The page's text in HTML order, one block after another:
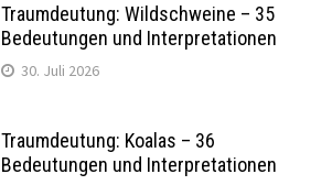
Traumdeutung: Wildschweine – 35
Bedeutungen und Interpretationen
30. Juli 2026
Traumdeutung: Koalas – 36
Bedeutungen und Interpretationen